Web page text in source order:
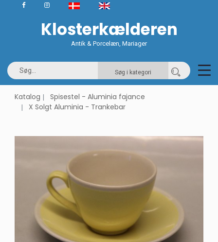
Klosterkælderen
Antik & Porcelæn, Mariager
Søg i kategori
Katalog
Spisestel - Aluminia fajance
X Solgt Aluminia - Trankebar